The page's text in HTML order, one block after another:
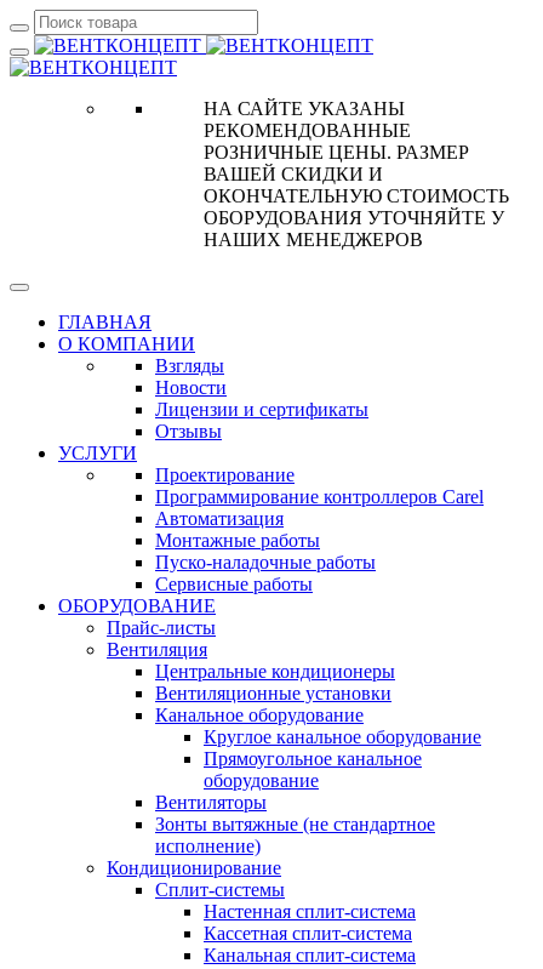
НА САЙТЕ УКАЗАНЫ
РЕКОМЕНДОВАННЫЕ
РОЗНИЧНЫЕ ЦЕНЫ. РАЗМЕР
ВАШЕЙ СКИДКИ И
ОКОНЧАТЕЛЬНУЮ СТОИМОСТЬ
ОБОРУДОВАНИЯ УТОЧНЯЙТЕ У
НАШИХ МЕНЕДЖЕРОВ
ГЛАВНАЯ
О КОМПАНИИ
Взгляды
Новости
Лицензии и сертификаты
Отзывы
УСЛУГИ
Проектирование
Программирование контроллеров Carel
Автоматизация
Монтажные работы
Пуско-наладочные работы
Сервисные работы
ОБОРУДОВАНИЕ
Прайс-листы
Вентиляция
Центральные кондиционеры
Вентиляционные установки
Канальное оборудование
Круглое канальное оборудование
Прямоугольное канальное
оборудование
Вентиляторы
Зонты вытяжные (не стандартное
исполнение)
Кондиционирование
Сплит-системы
Настенная сплит-система
Кассетная сплит-система
Канальная сплит-система